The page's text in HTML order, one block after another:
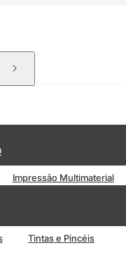
Impressão Multimaterial
Tintas e Pincéis